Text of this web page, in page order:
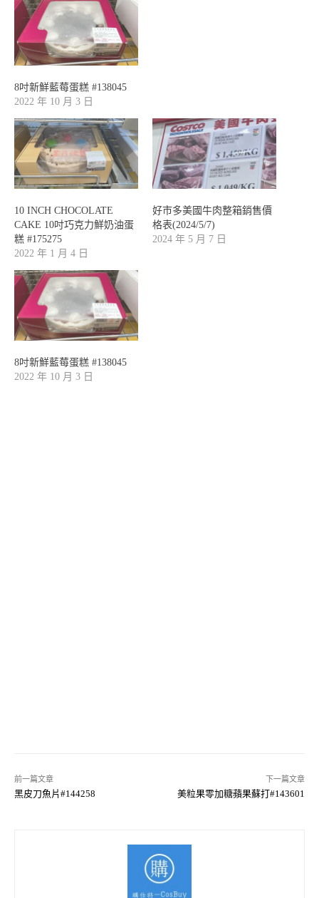
8吋新鮮藍莓蛋糕 #138045
2022 年 10 月 3 日
10 INCH CHOCOLATE
CAKE 10吋巧克力鮮奶油蛋
糕 #175275
2022 年 1 月 4 日
好市多美國牛肉整箱銷售價
格表(2024/5/7)
2024 年 5 月 7 日
8吋新鮮藍莓蛋糕 #138045
2022 年 10 月 3 日
前一篇文章
黑皮刀魚片#144258
下一篇文章
美粒果零加糖蘋果蘇打#143601